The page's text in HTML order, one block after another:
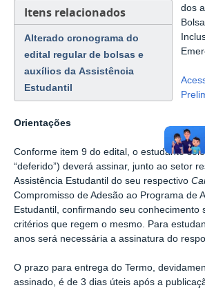
Itens relacionados
Alterado cronograma do
edital regular de bolsas e
auxílios da Assistência
Estudantil
dos
Orientações
Conforme item 9 do edital, o estudante
“deferido”) deverá assinar, junto ao setor
Assistência Estudantil do seu respectivo
Compromisso de Adesão ao Programa de
Estudantil, confirmando seu conhecimento
critérios que regem o mesmo. Para
anos será necessária a assinatura do
O prazo para entrega do Termo,
assinado, é de 3 dias úteis após a